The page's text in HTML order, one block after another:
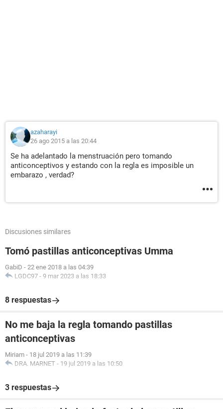
azaharayi
26 ago 2015 a las 20:44
Se ha adelantado la menstruación pero tomando
anticonceptivos y estando con la regla es imposible un
embarazo , verdad?
Discusiones similares
Tomó pastillas anticonceptivas Umma
GabiD - 22 ene 2018 a las 04:39
LGDC97 - 9 mar 2023 a las 18:33
8 respuestas
No me baja la regla tomando pastillas
anticonceptivas
Miriam - 18 jul 2019 a las 11:39
DRA. MARNET - 19 jul 2019 a las 10:50
3 respuestas